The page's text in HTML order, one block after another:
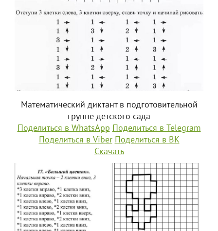
Математический диктант в подготовительной
группе детского сада
Поделиться в WhatsApp Поделиться в Telegram
Поделиться в Viber Поделиться в ВК
Скачать